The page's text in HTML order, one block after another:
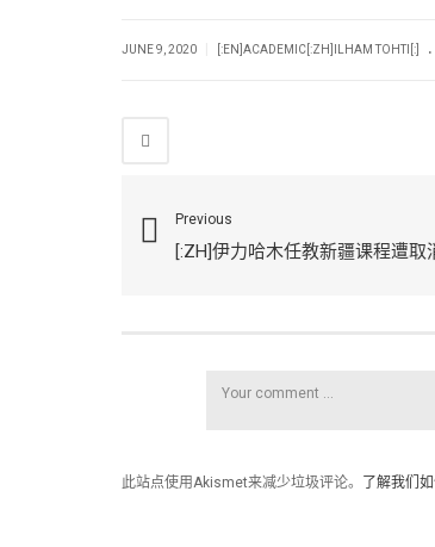
JUNE 9, 2020 [:EN]ACADEMIC[:ZH]ILHAM TOHTI[:] .
Previous
[:ZH]伊力哈木任教新疆课程遭取
此站点使用Akismet来减少垃圾评论。 了解我们